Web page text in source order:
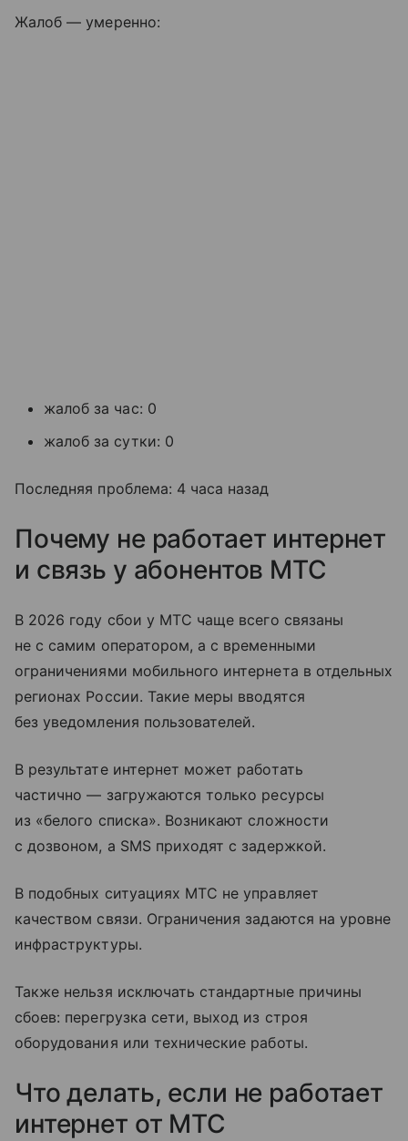
Жалоб — умеренно:
жалоб за час: 0
жалоб за сутки: 0
Последняя проблема: 4 часа назад
Почему не работает интернет
и связь у абонентов МТС
В 2026 году сбои у МТС чаще всего связаны
не с самим оператором, а с временными
ограничениями мобильного интернета в отдельных
регионах России. Такие меры вводятся
без уведомления пользователей.
В результате интернет может работать
частично — загружаются только ресурсы
из «белого списка». Возникают сложности
с дозвоном, а SMS приходят с задержкой.
В подобных ситуациях МТС не управляет
качеством связи. Ограничения задаются на уровне
инфраструктуры.
Также нельзя исключать стандартные причины
сбоев: перегрузка сети, выход из строя
оборудования или технические работы.
Что делать, если не работает
интернет от МТС